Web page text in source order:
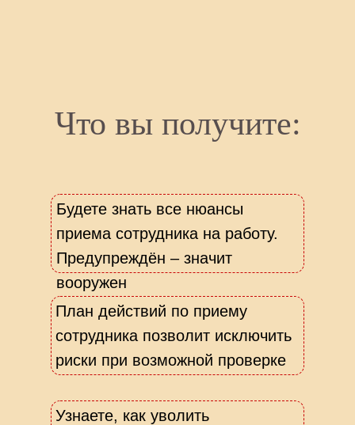
Что вы получите:
Будете знать все нюансы
приема сотрудника на работу.
Предупреждён – значит
вооружен
План действий по приему
сотрудника позволит исключить
риски при возможной проверке
Узнаете, как уволить